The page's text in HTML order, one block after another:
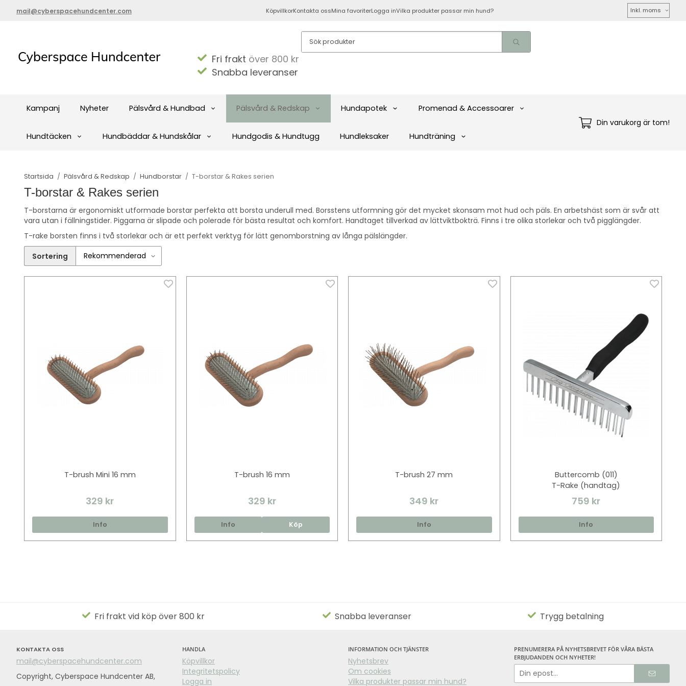
mail@cyberspacehundcenter.com KöpvillkorKontakta ossMina favoriterLogga inVilka produkter passar min hund?
Välj
moms
Fri frakt över 800 kr
Snabba leveranser
Kampanj Nyheter Pälsvård & Hundbad Pälsvård & Redskap Hundapotek Promenad & Accessoarer
Hundtäcken Hundbäddar & Hundskålar Hundgodis & Hundtugg Hundleksaker Hundträning
Din varukorg är tom!
Startsida / Pälsvård & Redskap / Hundborstar / T-borstar & Rakes serien
T-borstar & Rakes serien
T-borstarna är ergonomiskt utformade borstar perfekta att borsta underull med. Borsstens utformning gör det mycket skonsam mot hud och päls. En arbetshäst som är svår att
vara utan i fällningstider. Piggarna är slipade och polerade för bästa resultat och komfort. Handtaget tillverkad av lättviktbokträ. Finns i tre olika storlekar och två pigglängder.
T-rake borsten finns i två storlekar och är ett perfekt verktyg för lätt genomborstning av långa pälslängder.
Sortering
T-brush Mini 16 mm
329 kr
Info
T-brush 16 mm
329 kr
Info Köp
T-brush 27 mm
349 kr
Info
Buttercomb (011)
T-Rake (handtag)
759 kr
Info
Fri frakt vid köp över 800 kr Snabba leveranser Trygg betalning
KONTAKTA OSS
mail@cyberspacehundcenter.com
Copyright, Cyberspace Hundcenter AB,
HANDLA
Köpvillkor
Integritetspolicy
Logga in
INFORMATION OCH TJÄNSTER
Nyhetsbrev
Om cookies
Vilka produkter passar min hund?
PRENUMERERA PÅ NYHETSBREVET FÖR VÅRA BÄSTA
ERBJUDANDEN OCH NYHETER!
E-
postadress